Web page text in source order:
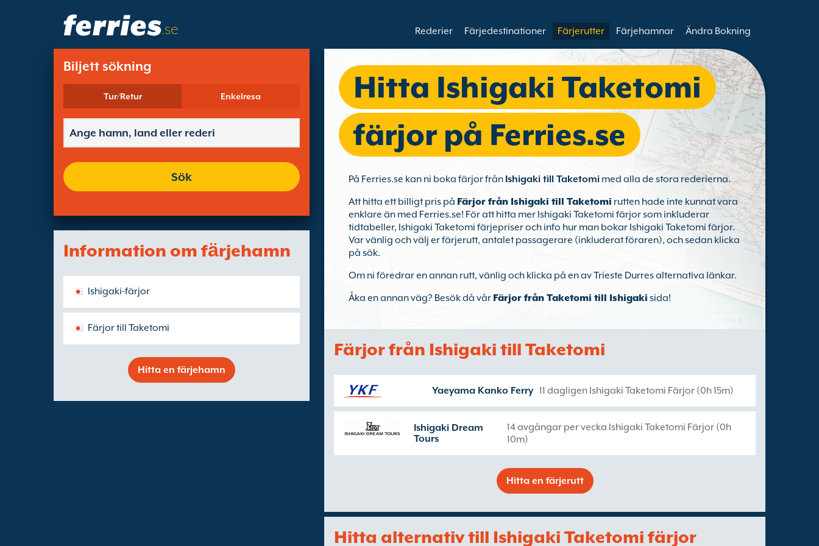
.se Rederier Färjedestinationer Färjerutter Färjehamnar Ändra Bokning
Biljett sökning
Tur/Retur Enkelresa
Sök
Information om fӓrjehamn
Ishigaki-färjor
Färjor till Taketomi
Hitta en färjehamn
Hitta Ishigaki Taketomi
färjor på Ferries.se
På Ferries.se kan ni boka färjor från Ishigaki till Taketomi med alla de stora rederierna.
Att hitta ett billigt pris på Färjor från Ishigaki till Taketomi rutten hade inte kunnat vara
enklare än med Ferries.se! För att hitta mer Ishigaki Taketomi färjor som inkluderar
tidtabeller, Ishigaki Taketomi färjepriser och info hur man bokar Ishigaki Taketomi färjor.
Var vänlig och välj er färjerutt, antalet passagerare (inkluderat föraren), och sedan klicka
på sök.
Om ni föredrar en annan rutt, vänlig och klicka på en av Trieste Durres alternativa länkar.
Åka en annan väg? Besök då vår Färjor från Taketomi till Ishigaki sida!
Färjor från Ishigaki till Taketomi
Yaeyama Kanko Ferry 11 dagligen Ishigaki Taketomi Färjor (0h 15m)
Ishigaki Dream
Tours
14 avgångar per vecka Ishigaki Taketomi Färjor (0h
10m)
Hitta en färjerutt
Hitta alternativ till Ishigaki Taketomi färjor